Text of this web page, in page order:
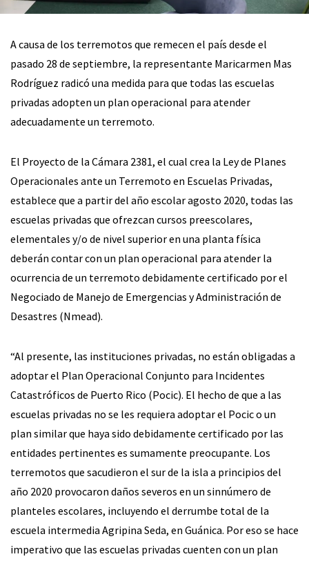
A causa de los terremotos que remecen el país desde el
pasado 28 de septiembre, la representante Maricarmen Mas
Rodríguez radicó una medida para que todas las escuelas
privadas adopten un plan operacional para atender
adecuadamente un terremoto.
El Proyecto de la Cámara 2381, el cual crea la Ley de Planes
Operacionales ante un Terremoto en Escuelas Privadas,
establece que a partir del año escolar agosto 2020, todas las
escuelas privadas que ofrezcan cursos preescolares,
elementales y/o de nivel superior en una planta física
deberán contar con un plan operacional para atender la
ocurrencia de un terremoto debidamente certificado por el
Negociado de Manejo de Emergencias y Administración de
Desastres (Nmead).
“Al presente, las instituciones privadas, no están obligadas a
adoptar el Plan Operacional Conjunto para Incidentes
Catastróficos de Puerto Rico (Pocic). El hecho de que a las
escuelas privadas no se les requiera adoptar el Pocic o un
plan similar que haya sido debidamente certificado por las
entidades pertinentes es sumamente preocupante. Los
terremotos que sacudieron el sur de la isla a principios del
año 2020 provocaron daños severos en un sinnúmero de
planteles escolares, incluyendo el derrumbe total de la
escuela intermedia Agripina Seda, en Guánica. Por eso se hace
imperativo que las escuelas privadas cuenten con un plan